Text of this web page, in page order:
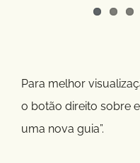
Para melhor
o botão direito sobre
uma nova guia”.